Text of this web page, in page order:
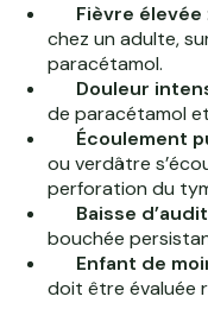
Fièvre élevée
chez un adulte,
paracétamol.
Douleur
de paracétamol
Écoulement
ou verdâtre
perforation du
Baisse
bouchée
Enfant de
doit être évaluée